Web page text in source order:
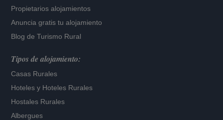
Propietarios alojamientos
Anuncia gratis tu alojamiento
Blog de Turismo Rural
Tipos de alojamiento:
Casas Rurales
Hoteles y Hoteles Rurales
Hostales Rurales
Albergues